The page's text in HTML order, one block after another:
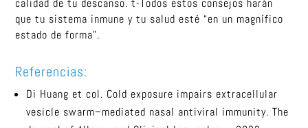
calidad de tu descanso. t-Todos estos consejos harán
que tu sistema inmune y tu salud esté “en un magnífico
estado de forma”.
Referencias:
Di Huang et col. Cold exposure impairs extracellular
vesicle swarm–mediated nasal antiviral immunity. The